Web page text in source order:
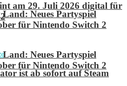
Neues Partyspiel
für Nintendo Switch 2
ist ab sofort auf Steam
am 29. Juli 2026 digital für
Neues Partyspiel
für Nintendo Switch 2